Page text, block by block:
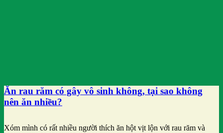
Ăn rau răm có gây vô sinh không, tại sao không
nên ăn nhiều?
Xóm mình có rất nhiều người thích ăn hột vịt lộn với rau răm và